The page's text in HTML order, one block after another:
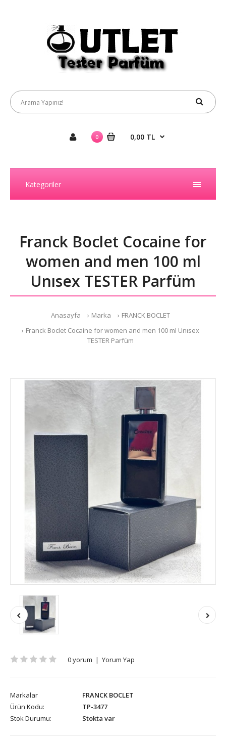
0 0,00 TL
Kategoriler
Franck Boclet Cocaine for
women and men 100 ml
Unısex TESTER Parfüm
Anasayfa Marka
FRANCK BOCLET
Franck Boclet Cocaine for women and men 100 ml Unısex
TESTER Parfüm
0 yorum | Yorum Yap
Markalar
FRANCK BOCLET
Ürün Kodu:
TP-3477
Stok Durumu:
Stokta var